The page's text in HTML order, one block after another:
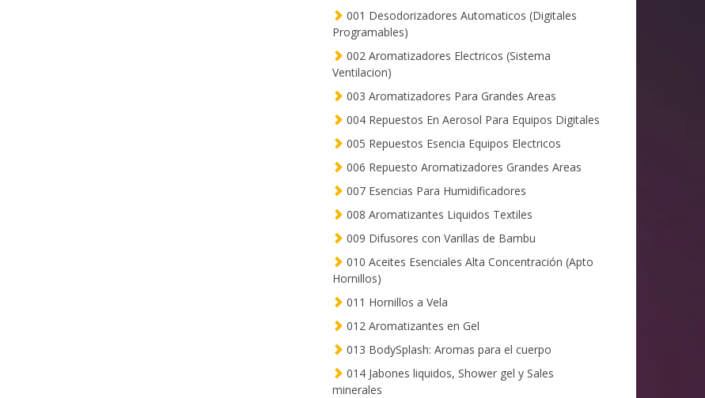
001 Desodorizadores Automaticos (Digitales
Programables)
002 Aromatizadores Electricos (Sistema
Ventilacion)
003 Aromatizadores Para Grandes Areas
004 Repuestos En Aerosol Para Equipos Digitales
005 Repuestos Esencia Equipos Electricos
006 Repuesto Aromatizadores Grandes Areas
007 Esencias Para Humidificadores
008 Aromatizantes Liquidos Textiles
009 Difusores con Varillas de Bambu
010 Aceites Esenciales Alta Concentración (Apto
Hornillos)
011 Hornillos a Vela
012 Aromatizantes en Gel
013 BodySplash: Aromas para el cuerpo
014 Jabones liquidos, Shower gel y Sales
minerales